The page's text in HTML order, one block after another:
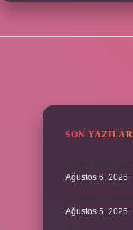
SON YAZILAR
Ağustos 6, 2026
Ağustos 5, 2026